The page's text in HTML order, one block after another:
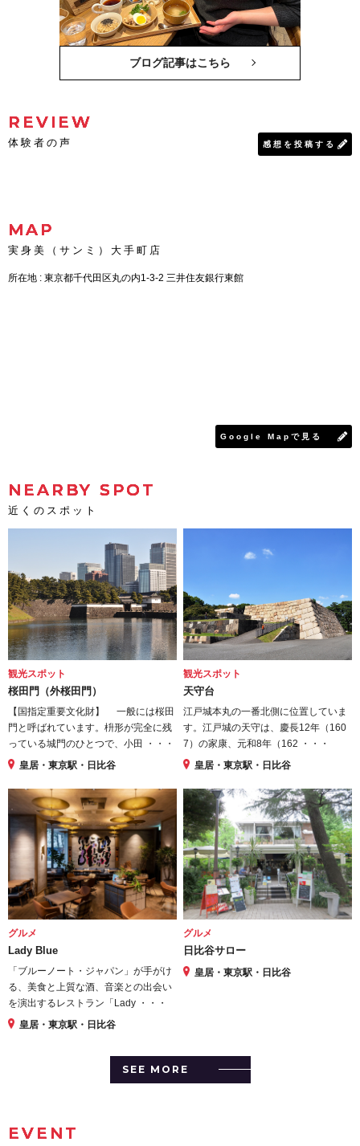
ブログ記事はこちら
REVIEW
体験者の声 感想を投稿する
MAP
実身美（サンミ）大手町店
Google Mapで見る
所在地 : 東京都千代田区丸の内1-3-2 三井住友銀行東館
NEARBY SPOT
近くのスポット
観光スポット
桜田門（外桜田門）
【国指定重要文化財】 一般には桜田
門と呼ばれています。枡形が完全に残
っている城門のひとつで、小田 ・・・
皇居・東京駅・日比谷
観光スポット
天守台
江戸城本丸の一番北側に位置していま
す。江戸城の天守は、慶長12年（160
7）の家康、元和8年（162 ・・・
皇居・東京駅・日比谷
グルメ
Lady Blue
「ブルーノート・ジャパン」が手がけ
る、美食と上質な酒、音楽との出会い
を演出するレストラン「Lady ・・・
皇居・東京駅・日比谷
グルメ
日比谷サロー
皇居・東京駅・日比谷
SEE MORE
EVENT